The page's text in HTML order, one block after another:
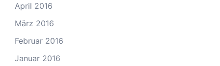
April 2016
März 2016
Februar 2016
Januar 2016